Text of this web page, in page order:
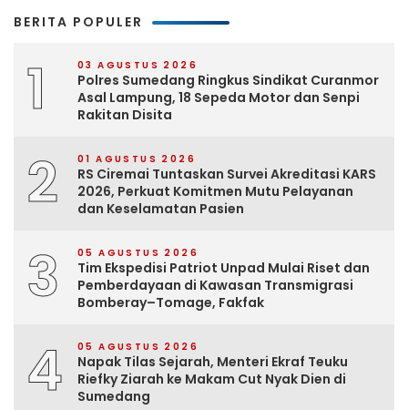
BERITA POPULER
1 03 AGUSTUS 2026
Polres Sumedang Ringkus Sindikat Curanmor
Asal Lampung, 18 Sepeda Motor dan Senpi
Rakitan Disita
2 01 AGUSTUS 2026
RS Ciremai Tuntaskan Survei Akreditasi KARS
2026, Perkuat Komitmen Mutu Pelayanan
dan Keselamatan Pasien
3 05 AGUSTUS 2026
Tim Ekspedisi Patriot Unpad Mulai Riset dan
Pemberdayaan di Kawasan Transmigrasi
Bomberay–Tomage, Fakfak
4 05 AGUSTUS 2026
Napak Tilas Sejarah, Menteri Ekraf Teuku
Riefky Ziarah ke Makam Cut Nyak Dien di
Sumedang